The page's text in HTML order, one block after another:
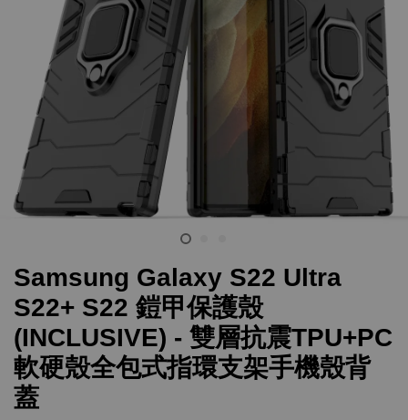
Samsung Galaxy S22 Ultra
S22+ S22 鎧甲保護殼
(INCLUSIVE) - 雙層抗震TPU+PC
軟硬殼全包式指環支架手機殼背
蓋